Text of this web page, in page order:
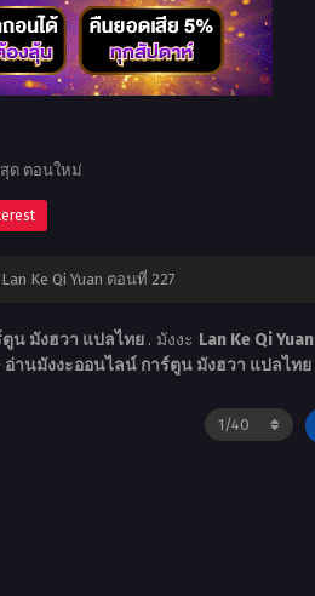
ด ตอนใหม่
Lan Ke Qi Yuan ตอนที่ 227
น มังฮวา แปลไทย . มังงะ Lan Ke Qi Yuan
อ่านมังงะออนไลน์ การ์ตูน มังฮวา แปลไทย